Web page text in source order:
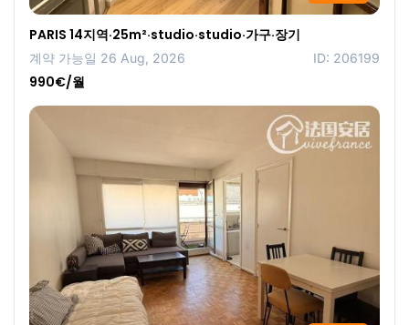
PARIS 14지역·25m²·studio·studio·가구·장기
계약 가능일 26 Aug, 2026 ID: 206199
990€/월